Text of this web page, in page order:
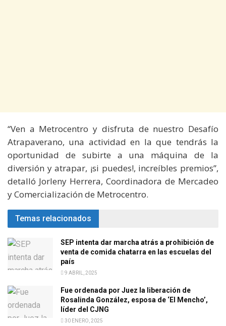
“Ven a Metrocentro y disfruta de nuestro Desafío
Atrapaverano, una actividad en la que tendrás la
oportunidad de subirte a una máquina de la
diversión y atrapar, ¡si puedes!, increíbles premios”,
detalló Jorleny Herrera, Coordinadora de Mercadeo
y Comercialización de Metrocentro.
Temas relacionados
SEP intenta dar marcha atrás a prohibición de
venta de comida chatarra en las escuelas del
país
9 ABRIL, 2025
Fue ordenada por Juez la liberación de
Rosalinda González, esposa de ‘El Mencho’,
líder del CJNG
30 ENERO, 2025